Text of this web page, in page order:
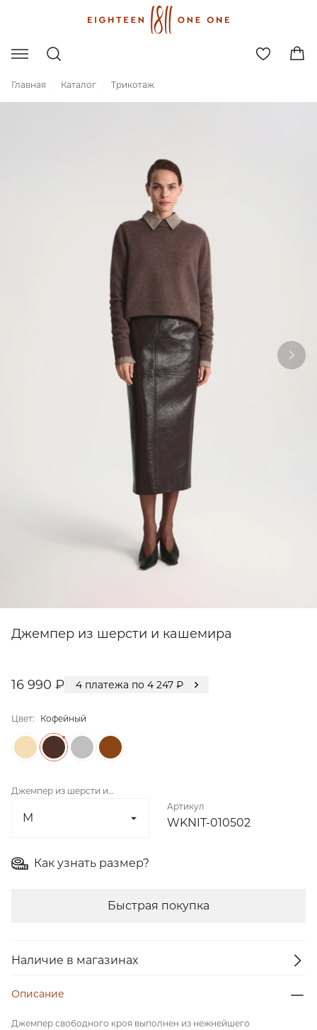
Главная Каталог Трикотаж
Джемпер из шерсти и кашемира
16 990 ₽ 4 платежа по 4 247 ₽
Цвет: Кофейный
Джемпер из шерсти и
Артикул
WKNIT-010502
Как узнать размер?
Быстрая покупка
Наличие в магазинах
Описание
Джемпер свободного кроя выполнен из нежнейшего